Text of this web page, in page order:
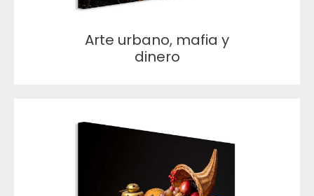
Arte urbano, mafia y
dinero